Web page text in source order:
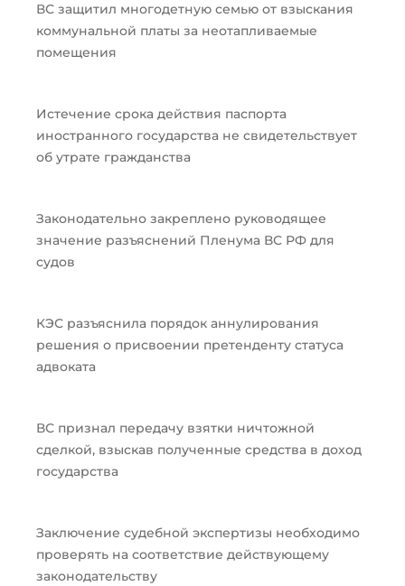
ВС защитил многодетную семью от взыскания
коммунальной платы за неотапливаемые
помещения
Истечение срока действия паспорта
иностранного государства не свидетельствует
об утрате гражданства
Законодательно закреплено руководящее
значение разъяснений Пленума ВС РФ для
судов
КЭС разъяснила порядок аннулирования
решения о присвоении претенденту статуса
адвоката
ВС признал передачу взятки ничтожной
сделкой, взыскав полученные средства в доход
государства
Заключение судебной экспертизы необходимо
проверять на соответствие действующему
законодательству